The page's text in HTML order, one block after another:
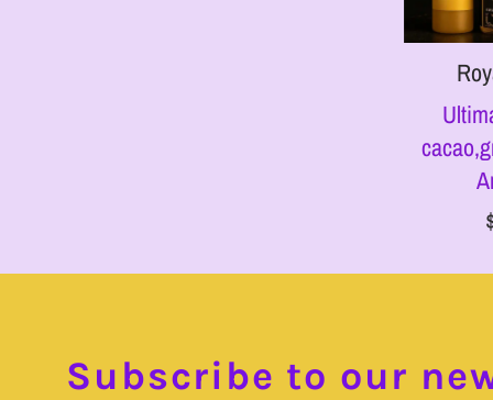
Subscribe to our